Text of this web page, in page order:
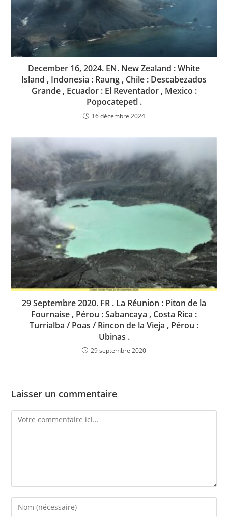
December 16, 2024. EN. New Zealand : White
Island , Indonesia : Raung , Chile : Descabezados
Grande , Ecuador : El Reventador , Mexico :
Popocatepetl .
16 décembre 2024
29 Septembre 2020. FR . La Réunion : Piton de la
Fournaise , Pérou : Sabancaya , Costa Rica :
Turrialba / Poas / Rincon de la Vieja , Pérou :
Ubinas .
29 septembre 2020
Laisser un commentaire
Comment
Enter
your